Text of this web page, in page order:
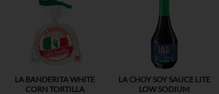
LA BANDERITA WHITE
CORN TORTILLA
LA CHOY SOY SAUCE LITE
LOW SODIUM